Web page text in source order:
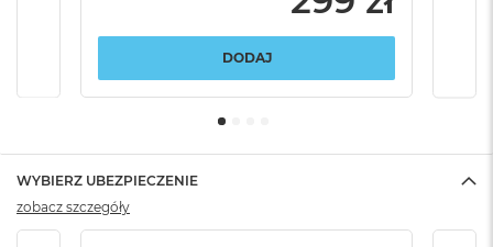
DODAJ
WYBIERZ UBEZPIECZENIE
zobacz szczegóły